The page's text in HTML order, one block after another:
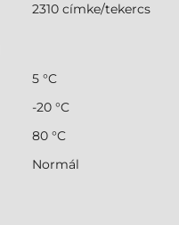
2310 címke/tekercs
5 °C
-20 °C
80 °C
Normál